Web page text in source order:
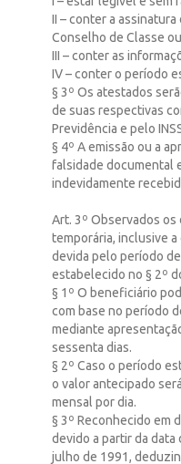
II – conter a
Conselho de Classe
III – conter as
IV – conter o período
§ 3º Os atestados
de suas respectivas
Previdência e pelo
§ 4º A emissão ou a
falsidade documental
indevidamente
Art. 3º Observados
temporária, inclusive a
devida pelo período
estabelecido no § 2º
§ 1º O beneficiário
com base no período
mediante
sessenta dias.
§ 2º Caso o período
o valor antecipado
mensal por dia.
§ 3º Reconhecido em
devido a partir da data
julho de 1991,